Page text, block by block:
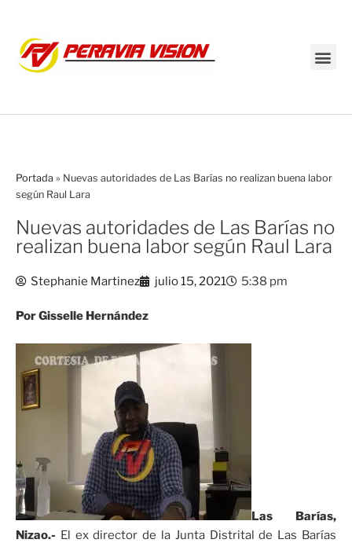
Portada » Nuevas autoridades de Las Barías no realizan buena labor
según Raul Lara
Nuevas autoridades de Las Barías no
realizan buena labor según Raul Lara
Stephanie Martinez julio 15, 2021 5:38 pm
Por Gisselle Hernández
Las Barías,
Nizao.- El ex director de la Junta Distrital de Las Barías